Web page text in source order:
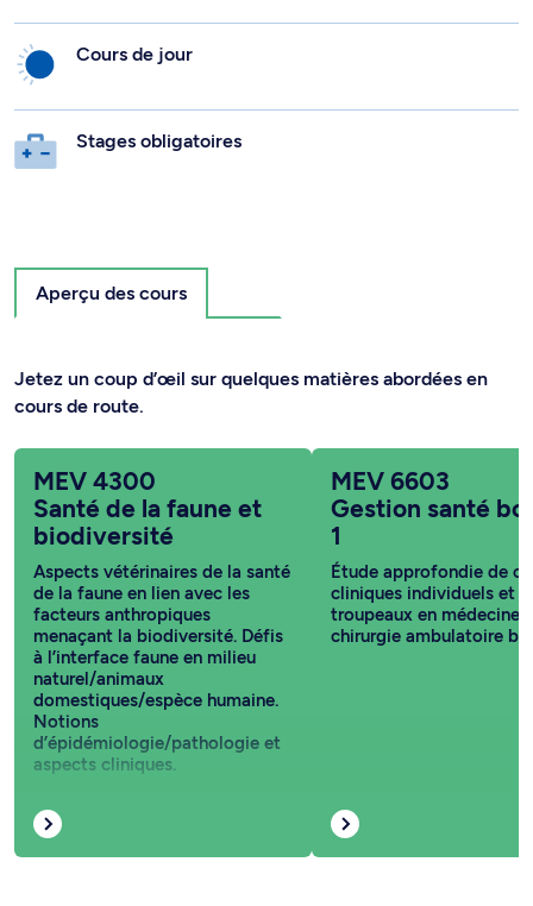
Cours de jour
Stages obligatoires
Aperçu des cours
Jetez un coup d’œil sur quelques matières abordées en
cours de route.
MEV 4300
Santé de la faune et
biodiversité
Aspects vétérinaires de la santé
de la faune en lien avec les
facteurs anthropiques
menaçant la biodiversité. Défis
à l’interface faune en milieu
naturel/animaux
domestiques/espèce humaine.
Notions
d’épidémiologie/pathologie et
aspects cliniques.
MEV 6603
Gestion santé
1
Étude approfondie de
cliniques individuels et
troupeaux en médecine
chirurgie ambulatoire